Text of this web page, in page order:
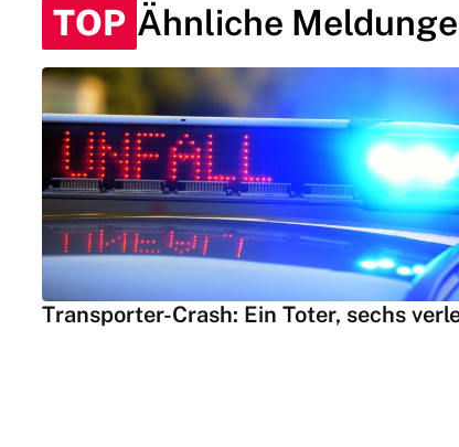
TOP Ähnliche
Transporter-Crash: Ein Toter, sechs